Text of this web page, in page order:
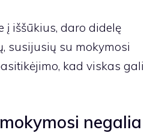
į iššūkius, daro didelę
susijusių su mokymosi
kad viskas gali
negalia